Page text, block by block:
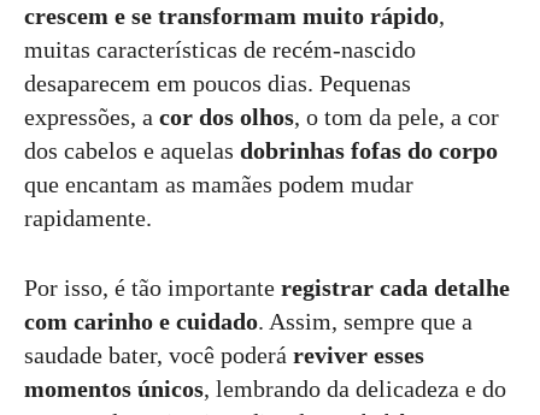
crescem e se transformam muito rápido,
muitas características de recém-nascido
desaparecem em poucos dias. Pequenas
expressões, a cor dos olhos, o tom da pele, a cor
dos cabelos e aquelas dobrinhas fofas do corpo
que encantam as mamães podem mudar
rapidamente.
Por isso, é tão importante registrar cada detalhe
com carinho e cuidado. Assim, sempre que a
saudade bater, você poderá reviver esses
momentos únicos, lembrando da delicadeza e do